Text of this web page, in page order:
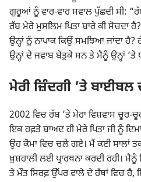
ਗੁਰੂਆਂ ਨੂੰ ਵਾਰ-ਵਾਰ ਸਵਾਲ ਪੁੱਛਦੀ ਸੀ:
ਰੱਬ ਮੇਰੇ ਮੁਸਲਿਮ ਪਿਤਾ ਬਾਰੇ ਕੀ
ਉਨ੍ਹਾਂ ਨੂੰ ਨਾਪਾਕ ਕਿਉਂ ਸਮਝਿਆ ਜਾਂਦਾ
ਉਨ੍ਹਾਂ ਦੇ ਜਵਾਬ ਬੇਤੁਕੇ ਸਨ ਤੇ ਮੈਨੂੰ ਉਨ੍ਹਾਂ
ਮੇਰੀ ਜ਼ਿੰਦਗੀ ’ਤੇ ਬਾਈਬਲ
2002 ਵਿਚ ਰੱਬ ’ਤੇ ਮੇਰਾ ਵਿਸ਼ਵਾਸ
ਇਕ ਹਫ਼ਤੇ ਬਾਅਦ ਹੀ ਮੇਰੇਪਿਤਾ ਜੀ ਨੂੰ
ਉਹ ਕੋਮਾ ਵਿਚ ਚਲੇ ਗਏ। ਮੈਂ ਕਈ ਸਾਲਾਂ
ਖ਼ੁਸ਼ਹਾਲੀ ਲਈ ਪ੍ਰਾਰਥਨਾ ਕਰਦੀ ਰਹੀ।
ਤੇ ਮੌਤ ਸਿਰਫ਼ ਉੱਪਰ ਵਾਲੇ ਦੇ ਹੱਥਾਂ ਵਿਚ